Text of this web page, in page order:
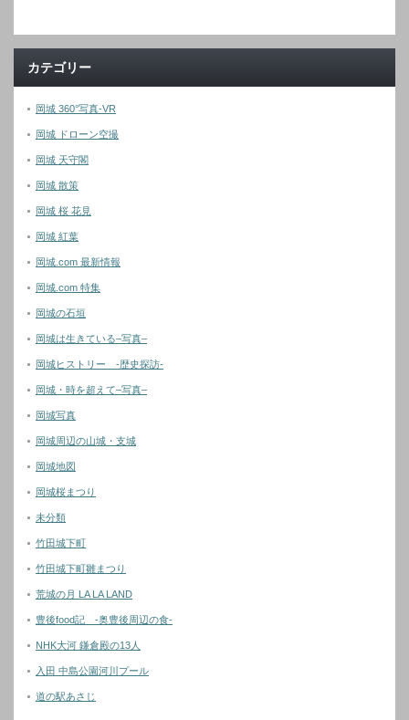
カテゴリー
岡城 360°写真-VR
岡城 ドローン空撮
岡城 天守閣
岡城 散策
岡城 桜 花見
岡城 紅葉
岡城.com 最新情報
岡城.com 特集
岡城の石垣
岡城は生きている–写真–
岡城ヒストリー -歴史探訪-
岡城・時を超えて–写真–
岡城写真
岡城周辺の山城・支城
岡城地図
岡城桜まつり
未分類
竹田城下町
竹田城下町雛まつり
荒城の月 LA LA LAND
豊後food記 -奥豊後周辺の食-
NHK大河 鎌倉殿の13人
入田 中島公園河川プール
道の駅あさじ